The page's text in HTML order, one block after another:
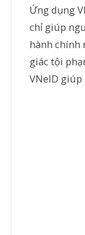
Ứng dụng
chỉ giúp
hành chính
giác tội
VNeID giúp